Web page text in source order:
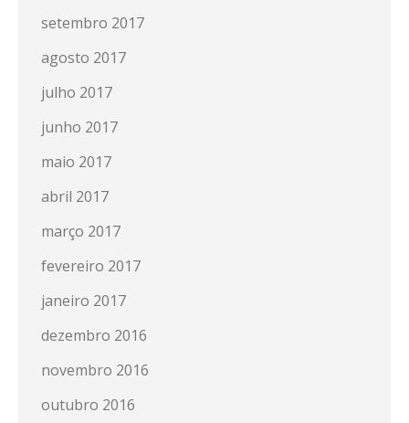
setembro 2017
agosto 2017
julho 2017
junho 2017
maio 2017
abril 2017
março 2017
fevereiro 2017
janeiro 2017
dezembro 2016
novembro 2016
outubro 2016